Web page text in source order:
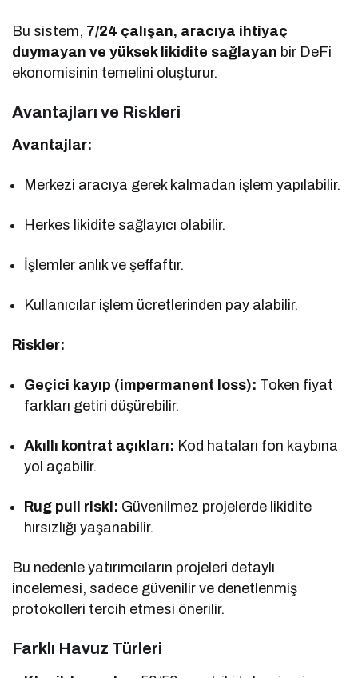
Bu sistem, 7/24 çalışan, aracıya ihtiyaç
duymayan ve yüksek likidite sağlayan bir DeFi
ekonomisinin temelini oluşturur.
Avantajları ve Riskleri
Avantajlar:
Merkezi aracıya gerek kalmadan işlem yapılabilir.
Herkes likidite sağlayıcı olabilir.
İşlemler anlık ve şeffaftır.
Kullanıcılar işlem ücretlerinden pay alabilir.
Riskler:
Geçici kayıp (impermanent loss): Token fiyat
farkları getiri düşürebilir.
Akıllı kontrat açıkları: Kod hataları fon kaybına
yol açabilir.
Rug pull riski: Güvenilmez projelerde likidite
hırsızlığı yaşanabilir.
Bu nedenle yatırımcıların projeleri detaylı
incelemesi, sadece güvenilir ve denetlenmiş
protokolleri tercih etmesi önerilir.
Farklı Havuz Türleri